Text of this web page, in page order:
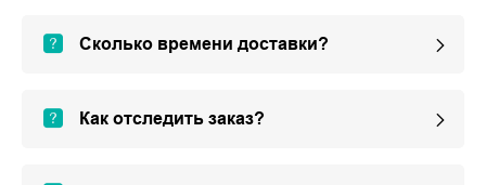
Сколько времени доставки?
Как отследить заказ?